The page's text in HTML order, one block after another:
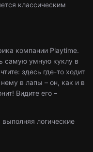
классическим
компании Playtime.
самую умную куклу в
здесь где-то ходит
в лапы – он, как и в
Видите его –
логические